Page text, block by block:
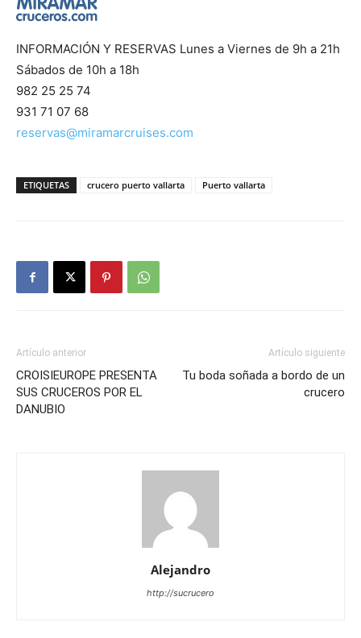
INFORMACIÓN Y RESERVAS Lunes a Viernes de 9h a 21h
Sábados de 10h a 18h
982 25 25 74
931 71 07 68
reservas@miramarcruises.com
ETIQUETAS crucero puerto vallarta Puerto vallarta
Artículo anterior
CROISIEUROPE PRESENTA
SUS CRUCEROS POR EL
DANUBIO
Artículo siguiente
Tu boda soñada a bordo de un
crucero
Alejandro
http://sucrucero